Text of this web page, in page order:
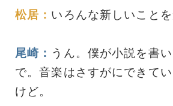
松居： いろんな新しいことを
尾崎： うん。僕が小説を書
で。音楽はさすがにできて
けど。